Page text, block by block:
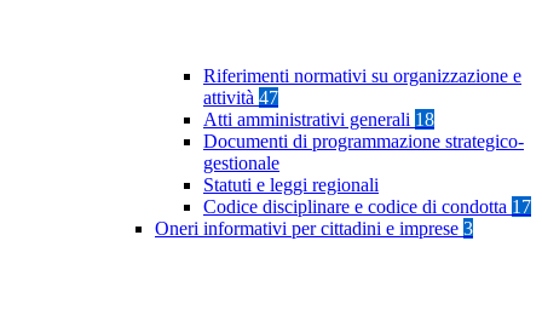
Riferimenti normativi su organizzazione e
attività 47
Atti amministrativi generali 18
Documenti di programmazione strategico-
gestionale
Statuti e leggi regionali
Codice disciplinare e codice di condotta 17
Oneri informativi per cittadini e imprese 3